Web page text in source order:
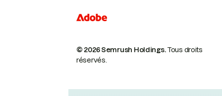
© 2026 Semrush Holdings.Tous droits
réservés.